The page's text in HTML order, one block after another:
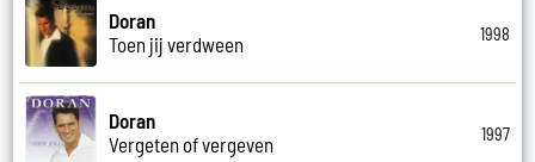
Doran
Toen jij verdween
1998
Doran
Vergeten of vergeven
1997